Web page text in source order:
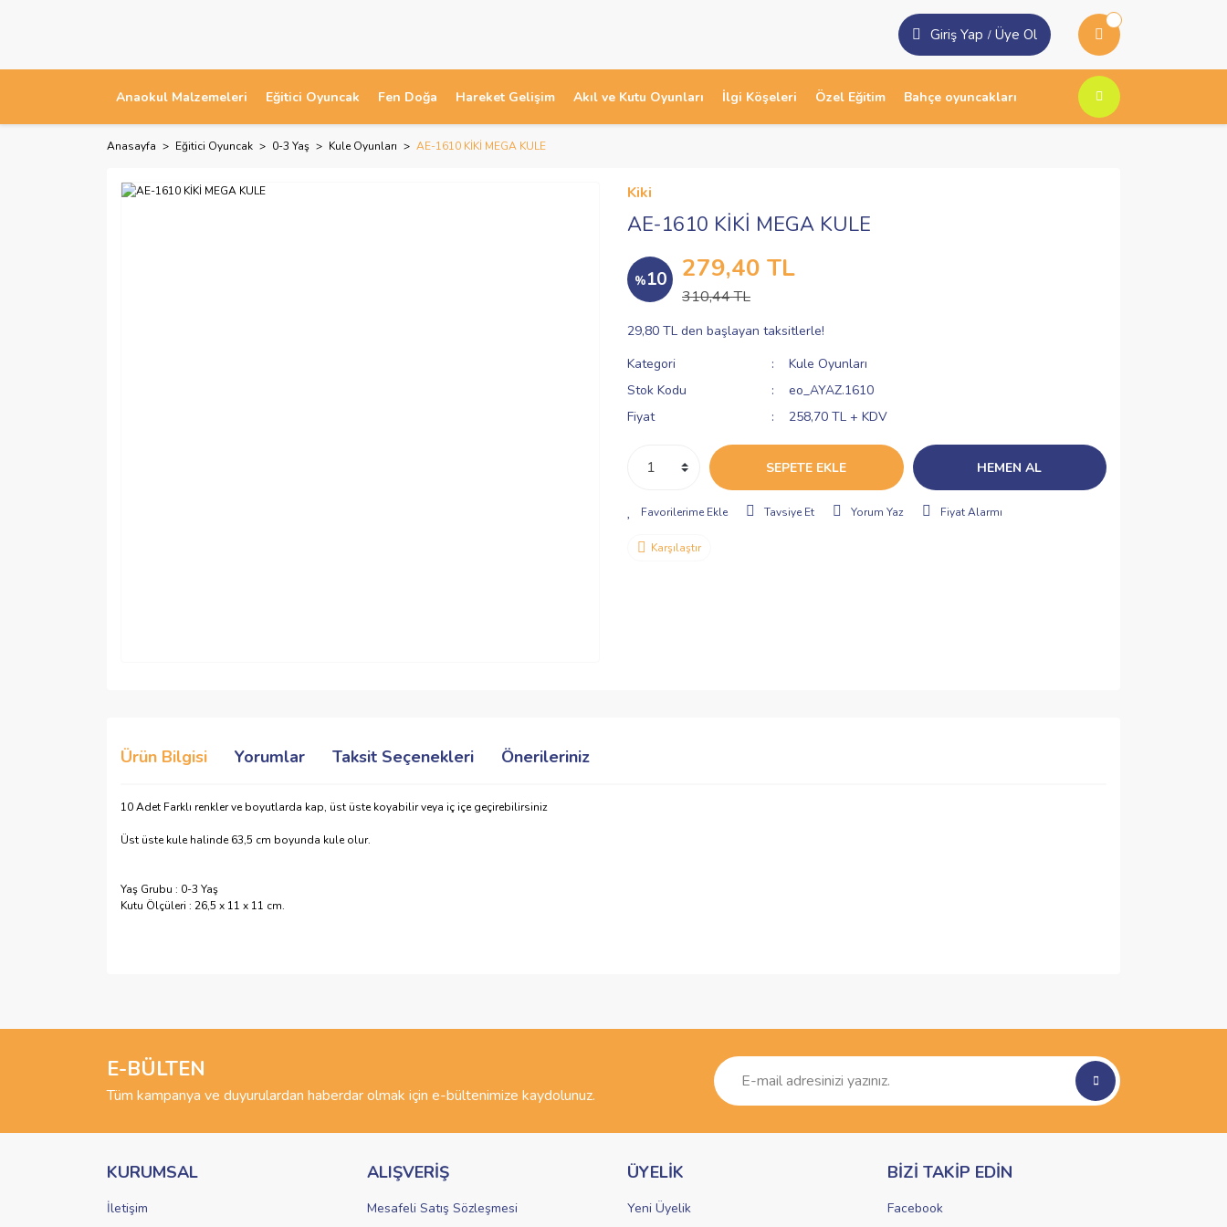
Giriş Yap / Üye Ol
Anaokul Malzemeleri Eğitici Oyuncak Fen Doğa Hareket Gelişim Akıl ve Kutu Oyunları İlgi Köşeleri Özel Eğitim Bahçe oyuncakları
Anasayfa Eğitici Oyuncak 0-3 Yaş Kule Oyunları AE-1610 KİKİ MEGA KULE
Kiki
AE-1610 KİKİ MEGA KULE
%10 279,40 TL
310,44 TL
29,80 TL den başlayan taksitlerle!
Kategori
Kule Oyunları
Stok Kodu
eo_AYAZ.1610
Fiyat
258,70 TL + KDV
SEPETE EKLE HEMEN AL
Tavsiye Et Yorum Yaz Fiyat Alarmı
Karşılaştır
Ürün Bilgisi Yorumlar Taksit Seçenekleri Önerileriniz
10 Adet Farklı renkler ve boyutlarda kap, üst üste koyabilir veya iç içe geçirebilirsiniz
Üst üste kule halinde 63,5 cm boyunda kule olur.
Yaş Grubu : 0-3 Yaş
Kutu Ölçüleri : 26,5 x 11 x 11 cm.
Ürün resmi kalitesiz, bozuk veya görüntülenemiyor.
Bu ürüne benzer farklı alternatifler olmalı.
E-BÜLTEN
Tüm kampanya ve duyurulardan haberdar olmak için e-bültenimize kaydolunuz.
KURUMSAL
İletişim
ALIŞVERİŞ
Mesafeli Satış Sözleşmesi
ÜYELİK
Yeni Üyelik
BİZİ TAKİP EDİN
Facebook